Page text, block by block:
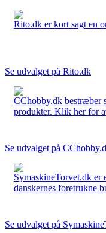
Rito.dk er kort sagt en
Se udvalget på Rito.dk
CChobby.dk bestræber
produkter. Klik her for
Se udvalget på
SymaskineTorvet.dk er
danskernes foretrukne
Se udvalget på